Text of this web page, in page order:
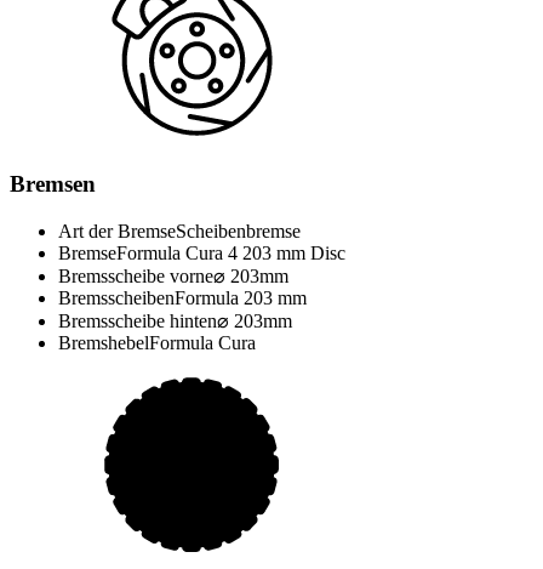
Bremsen
Art der BremseScheibenbremse
BremseFormula Cura 4 203 mm Disc
Bremsscheibe vorne⌀ 203mm
BremsscheibenFormula 203 mm
Bremsscheibe hinten⌀ 203mm
BremshebelFormula Cura